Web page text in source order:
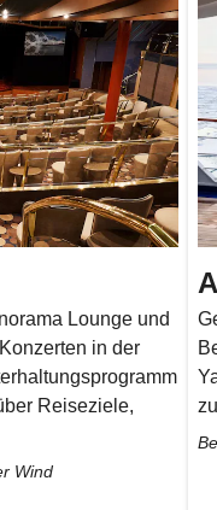
Lounge und
in der
Reiseziele,
Wind